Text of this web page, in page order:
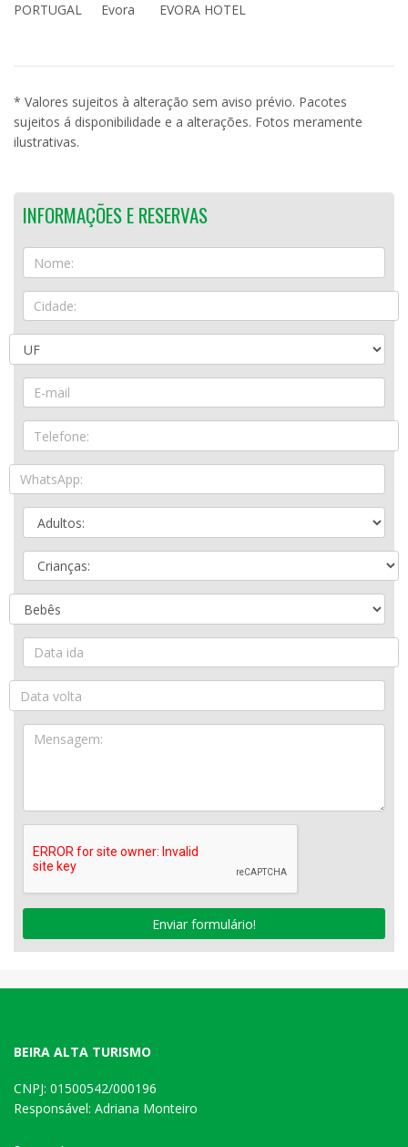
PORTUGAL
Evora EVORA HOTEL
* Valores sujeitos à alteração sem aviso prévio. Pacotes
sujeitos á disponibilidade e a alterações. Fotos meramente
ilustrativas.
INFORMAÇÕES E RESERVAS
Enviar formulário!
BEIRA ALTA TURISMO
CNPJ: 01500542/000196
Responsável: Adriana Monteiro